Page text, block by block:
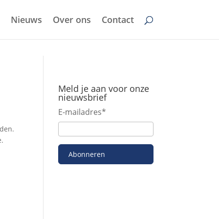
Nieuws Over ons Contact
Meld je aan voor onze
nieuwsbrief
E-mailadres*
Abonneren